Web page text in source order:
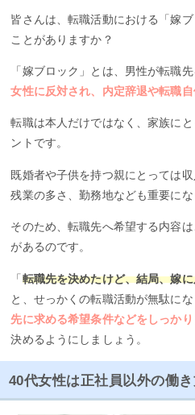
皆さんは、転職活動における「嫁
ことがありますか？
「嫁ブロック」とは、男性が転職先
女性に反対され、内定辞退や転職
転職は本人だけではなく、家族に
ントです。
既婚者や子供を持つ親にとっては
残業の多さ、勤務地なども重要にな
そのため、転職先へ希望する内容
があるのです。
「転職先を決めたけど、結局、嫁
と、せっかくの転職活動が無駄にな
先に求める希望条件などをしっか
決めるようにしましょう。
40代女性は正社員以外の働